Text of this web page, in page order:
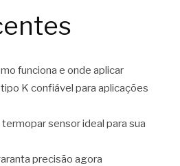
funciona e onde aplicar
K confiável para aplicações
sensor ideal para sua
precisão agora